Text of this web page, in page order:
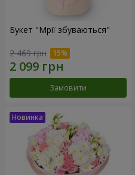
Букет "Мрії збуваються"
2 469 грн
Замовити